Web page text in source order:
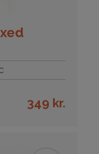
349 kr.